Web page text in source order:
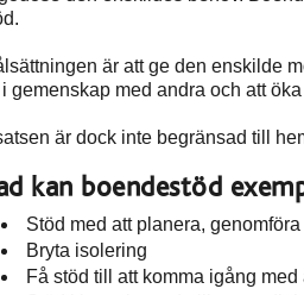
är att ge den enskilde
i gemenskap med andra och att
är dock inte begränsad till
kan boendestöd
Stöd med att planera,
Bryta isolering
Få stöd till att komma igång med